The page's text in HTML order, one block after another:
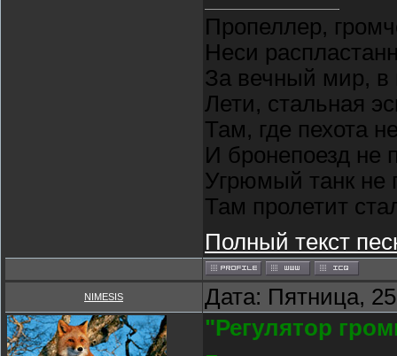
Пропеллер,
Неси
За вечный мир, в
Лети, стальная
Там, где пехота
И бронепоезд не
Угрюмый танк не
Там пролетит
Полный текст
NIMESIS Дата: Пятница,
"Регулятор